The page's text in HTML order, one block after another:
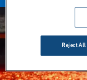
Reject All